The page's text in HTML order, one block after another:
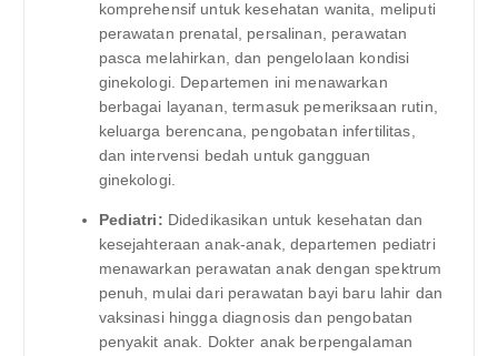
komprehensif untuk kesehatan wanita, meliputi
perawatan prenatal, persalinan, perawatan
pasca melahirkan, dan pengelolaan kondisi
ginekologi. Departemen ini menawarkan
berbagai layanan, termasuk pemeriksaan rutin,
keluarga berencana, pengobatan infertilitas,
dan intervensi bedah untuk gangguan
ginekologi.
Pediatri: Didedikasikan untuk kesehatan dan
kesejahteraan anak-anak, departemen pediatri
menawarkan perawatan anak dengan spektrum
penuh, mulai dari perawatan bayi baru lahir dan
vaksinasi hingga diagnosis dan pengobatan
penyakit anak. Dokter anak berpengalaman